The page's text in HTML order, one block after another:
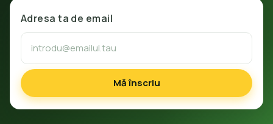
Adresa ta de email
Mă înscriu